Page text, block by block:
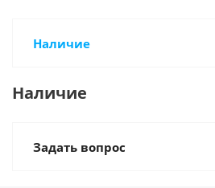
Наличие
Наличие
Задать вопрос